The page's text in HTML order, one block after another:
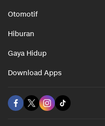
Otomotif
Hiburan
Gaya Hidup
Download Apps